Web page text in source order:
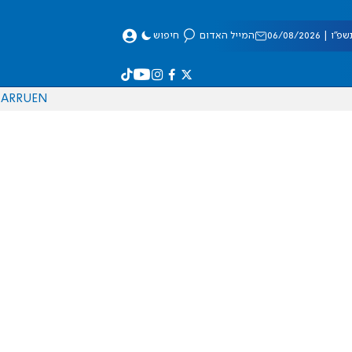
08/2026 המייל האדום חיפוש
EN
RU
AR